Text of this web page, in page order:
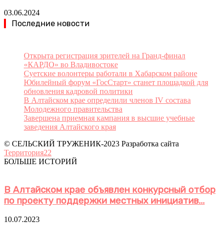
03.06.2024
Последние новости
Открыта регистрация зрителей на Гранд-финал
«КАРДО» во Владивостоке
Суетские волонтеры работали в Хабарском районе
Юбилейный форум «ГосСтарт» станет площадкой для
обновления кадровой политики
В Алтайском крае определили членов IV состава
Молодежного правительства
Завершена приемная кампания в высшие учебные
заведения Алтайского края
© СЕЛЬСКИЙ ТРУЖЕНИК-2023 Разработка сайта
Территория22
БОЛЬШЕ ИСТОРИЙ
В Алтайском крае объявлен конкурсный отбор
по проекту поддержки местных инициатив...
10.07.2023